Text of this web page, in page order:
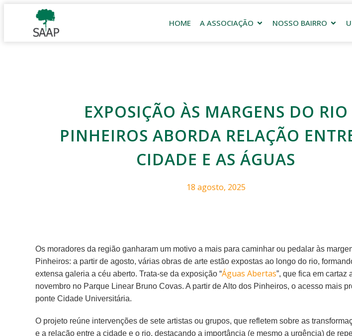
HOME A ASSOCIAÇÃO NOSSO BAIRRO
EXPOSIÇÃO ÀS MARGENS DO RIO
PINHEIROS ABORDA RELAÇÃO
CIDADE E AS ÁGUAS
18 agosto, 2025
Os moradores da região ganharam um motivo a mais para caminhar ou pedalar às
Pinheiros: a partir de agosto, várias obras de arte estão expostas ao longo do rio,
extensa galeria a céu aberto. Trata-se da exposição “Águas Abertas”, que fica em cartaz
novembro no Parque Linear Bruno Covas. A partir de Alto dos Pinheiros, o acesso mais
ponte Cidade Universitária.
O projeto reúne intervenções de sete artistas ou grupos, que refletem sobre as
e a relação entre a cidade e o rio, destacando a importância (e mesmo a urgência) de